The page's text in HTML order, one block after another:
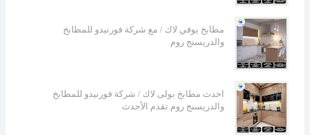
مطابخ يوفي لاك / مع شركة فورنيدو للمطابخ
والدريسنج روم
احدث مطابخ بولى لاك / شركة فورنيدو للمطابخ
والدريسنج روم تقدم الأحدث